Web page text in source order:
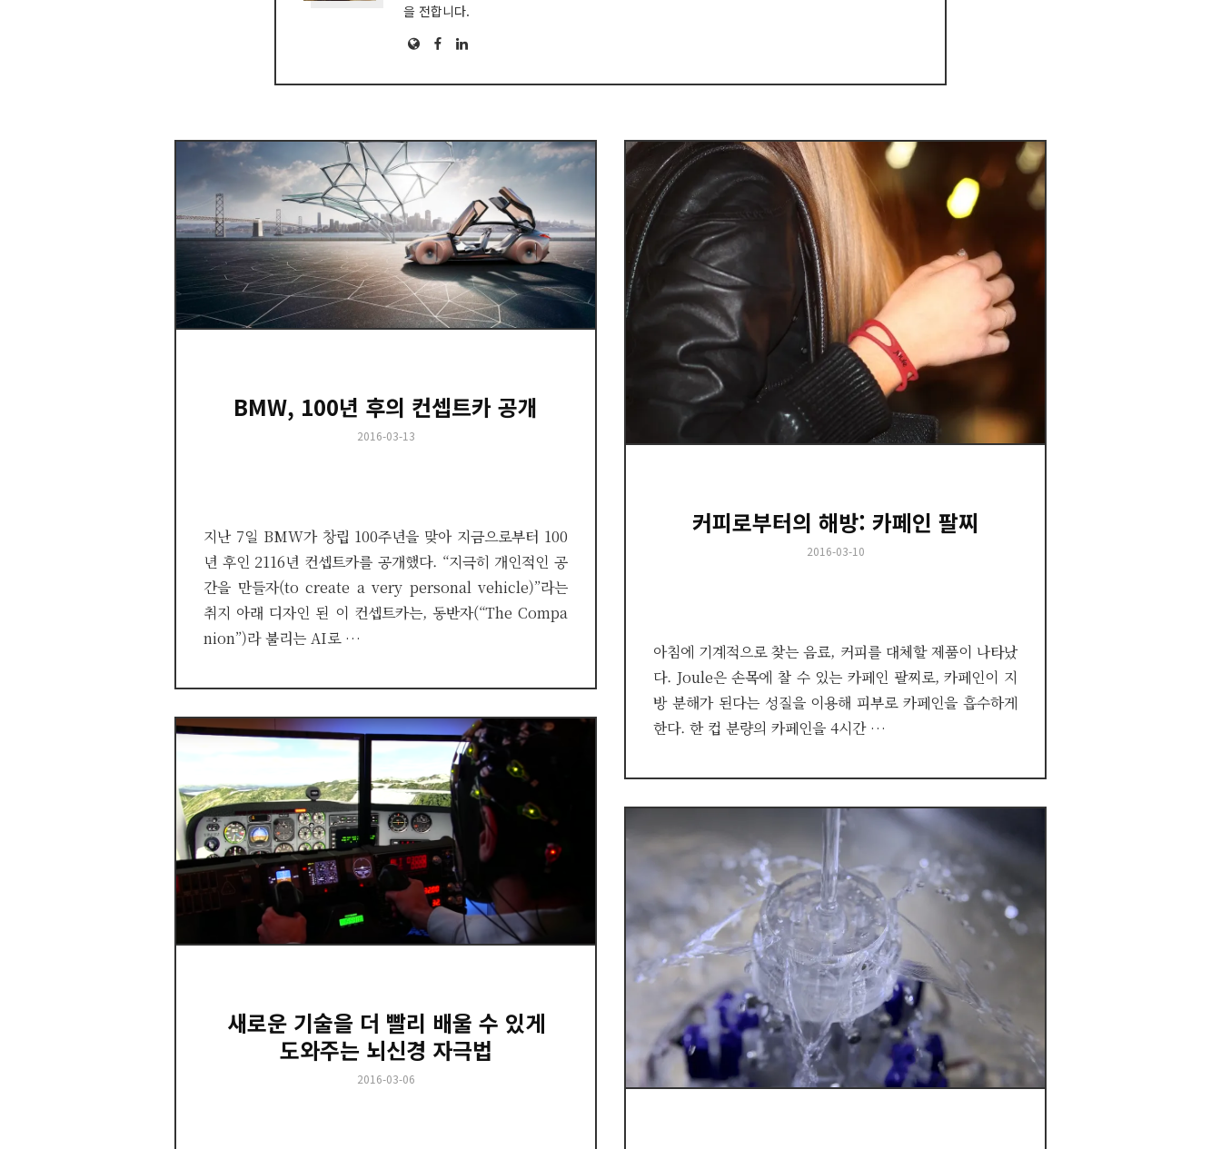
을 전합니다.
WebsiteFacebook
LinkedIn
BMW, 100년 후의 컨셉트카 공개
Posted
2016-03-13
지난 7일 BMW가 창립 100주년을 맞아 지금으로부터 100
년 후인 2116년 컨셉트카를 공개했다. “지극히 개인적인 공
간을 만들자(to create a very personal vehicle)”라는
취지 아래 디자인 된 이 컨셉트카는, 동반자(“The Compa
nion”)라 불리는 AI로 …
커피로부터의 해방: 카페인 팔찌
Posted
2016-03-10
아침에 기계적으로 찾는 음료, 커피를 대체할 제품이 나타났
다. Joule은 손목에 찰 수 있는 카페인 팔찌로, 카페인이 지
방 분해가 된다는 성질을 이용해 피부로 카페인을 흡수하게
한다. 한 컵 분량의 카페인을 4시간 …
새로운 기술을 더 빨리 배울 수 있게
도와주는 뇌신경 자극법
Posted
2016-03-06